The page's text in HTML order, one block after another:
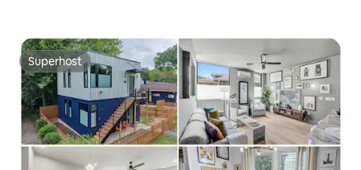
Superhost
Superhost